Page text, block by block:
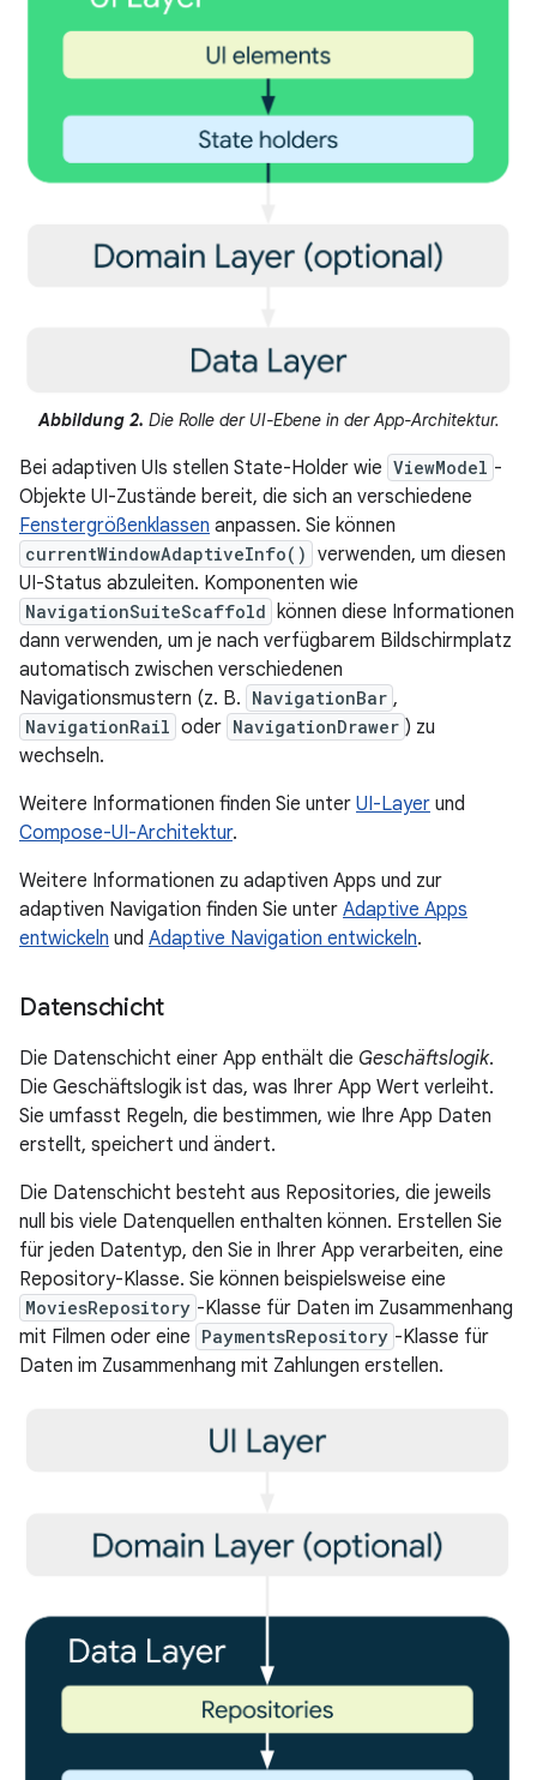
Abbildung 2. Die Rolle der UI-Ebene in der App-Architektur.
Bei adaptiven UIs stellen State-Holder wie ViewModel -
Objekte UI-Zustände bereit, die sich an verschiedene
Fenstergrößenklassen anpassen. Sie können
currentWindowAdaptiveInfo() verwenden, um diesen
UI-Status abzuleiten. Komponenten wie
NavigationSuiteScaffold
können diese Informationen
dann verwenden, um je nach verfügbarem Bildschirmplatz
automatisch zwischen verschiedenen
Navigationsmustern (z. B. NavigationBar ,
NavigationRail oder NavigationDrawer ) zu
wechseln.
Weitere Informationen finden Sie unter UI-Layer und
Compose-UI-Architektur.
Weitere Informationen zu adaptiven Apps und zur
adaptiven Navigation finden Sie unter Adaptive Apps
entwickeln und Adaptive Navigation entwickeln.
Datenschicht
Die Datenschicht einer App enthält die Geschäftslogik.
Die Geschäftslogik ist das, was Ihrer App Wert verleiht.
Sie umfasst Regeln, die bestimmen, wie Ihre App Daten
erstellt, speichert und ändert.
Die Datenschicht besteht aus Repositories, die jeweils
null bis viele Datenquellen enthalten können. Erstellen Sie
für jeden Datentyp, den Sie in Ihrer App verarbeiten, eine
Repository-Klasse. Sie können beispielsweise eine
MoviesRepository -Klasse für Daten im Zusammenhang
mit Filmen oder eine PaymentsRepository -Klasse für
Daten im Zusammenhang mit Zahlungen erstellen.